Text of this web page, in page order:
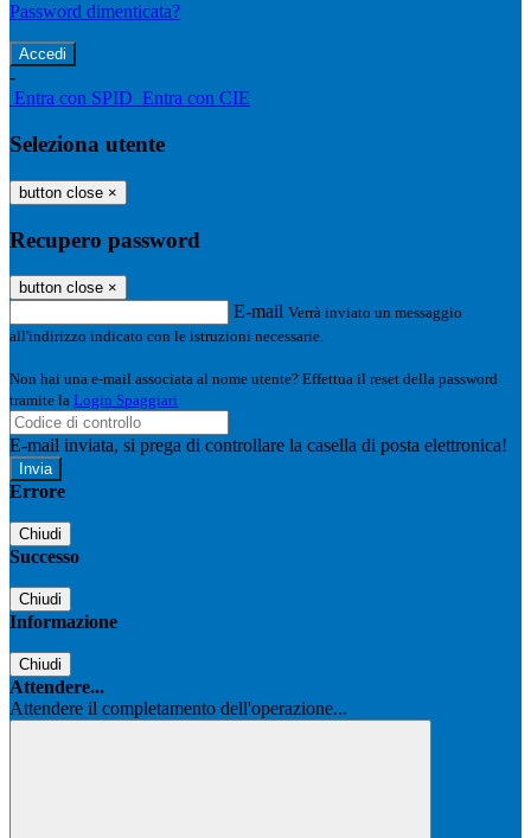
Password dimenticata?
-
Entra con SPID Entra con CIE
Seleziona utente
button close ×
Recupero password
button close ×
E-mail Verrà inviato un messaggio
all'indirizzo indicato con le istruzioni necessarie.
Non hai una e-mail associata al nome utente? Effettua il reset della password
tramite la Login Spaggiari
E-mail inviata, si prega di controllare la casella di posta elettronica!
Errore
Chiudi
Successo
Chiudi
Informazione
Chiudi
Attendere...
Attendere il completamento dell'operazione...